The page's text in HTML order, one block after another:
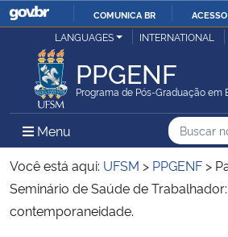
IR
COMUNICA BR
Ministério da Justiça e Segurança Pública
Ministério da Defesa
Ministério das Relações Exteriores
Ministério da Economia
LANGUAGES INTERNATIONAL
PPGENF
Programa de Pós-Graduação em
Menu Menu Principal do Sítio
Busca
Busca:
Você está aqui: UFSM > PPGENF >
Seminário de Saúde de
contemporaneidade.